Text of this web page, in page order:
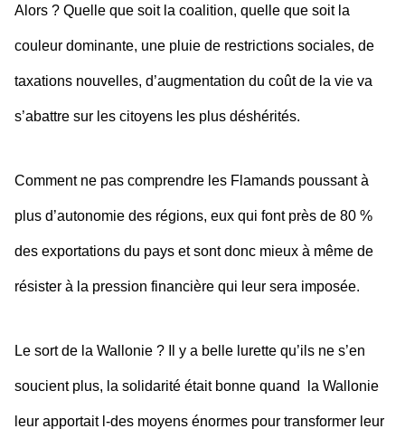
Alors ? Quelle que soit la coalition, quelle que soit la
couleur dominante, une pluie de restrictions sociales, de
taxations nouvelles, d’augmentation du coût de la vie va
s’abattre sur les citoyens les plus déshérités.
Comment ne pas comprendre les Flamands poussant à
plus d’autonomie des régions, eux qui font près de 80 %
des exportations du pays et sont donc mieux à même de
résister à la pression financière qui leur sera imposée.
Le sort de la Wallonie ? Il y a belle lurette qu’ils ne s’en
soucient plus, la solidarité était bonne quand la Wallonie
leur apportait l-des moyens énormes pour transformer leur